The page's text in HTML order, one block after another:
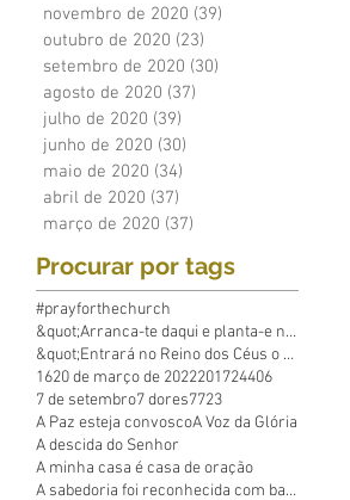
novembro de 2020 (39)
outubro de 2020 (23)
setembro de 2020 (30)
agosto de 2020 (37)
julho de 2020 (39)
junho de 2020 (30)
maio de 2020 (34)
abril de 2020 (37)
março de 2020 (37)
Procurar por tags
#prayforthechurch
&quot;Arranca-te daqui e planta-e no mar&q
&quot;Entrará no Reino dos Céus o que põe em p
1620 de março de 2022201724406
7 de setembro7 dores7723
A Paz esteja convoscoA Voz da Glória
A descida do Senhor
A minha casa é casa de oração
A sabedoria foi reconhecida com base em Suas obras